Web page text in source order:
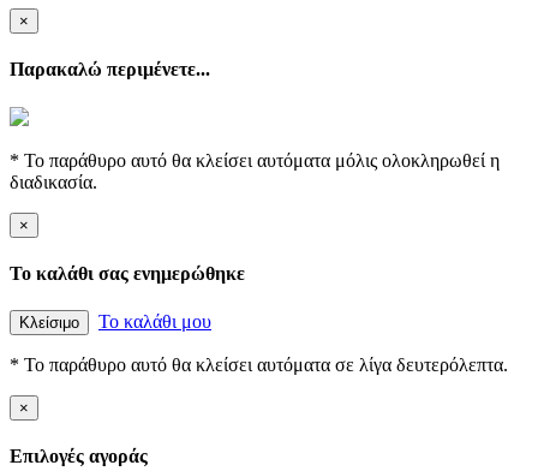
×
Παρακαλώ περιμένετε...
* Το παράθυρο αυτό θα κλείσει αυτόματα μόλις ολοκληρωθεί η
διαδικασία.
×
Το καλάθι σας ενημερώθηκε
Κλείσιμο Το καλάθι μου
* Το παράθυρο αυτό θα κλείσει αυτόματα σε λίγα δευτερόλεπτα.
×
Επιλογές αγοράς